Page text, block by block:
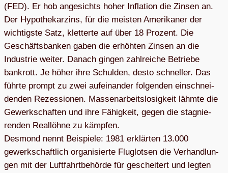
(FED). Er hob ange­sichts hoher Infla­tion die Zin­sen an.
Der Hypo­the­kar­zins, für die meis­ten Ame­ri­ka­ner der
wich­tigste Satz, klet­terte auf über 18 Pro­zent. Die
Geschäfts­ban­ken gaben die erhöh­ten Zin­sen an die
Indus­trie wei­ter. Danach gin­gen zahl­rei­che Betriebe
bank­rott. Je höher ihre Schul­den, desto schnel­ler. Das
führte prompt zu zwei auf­ein­an­der fol­gen­den ein­schnei­
den­den Rezes­sio­nen. Mas­sen­ar­beits­lo­sig­keit lähmte die
Gewerk­schaf­ten und ihre Fähig­keit, gegen die sta­gnie­
ren­den Real­löhne zu kämp­fen.
Des­mond nennt Bei­spiele: 1981 erklär­ten 13.000
gewerk­schaft­lich orga­ni­sierte Flug­lot­sen die Ver­hand­lun­
gen mit der Luft­fahrt­be­hörde für geschei­tert und leg­ten